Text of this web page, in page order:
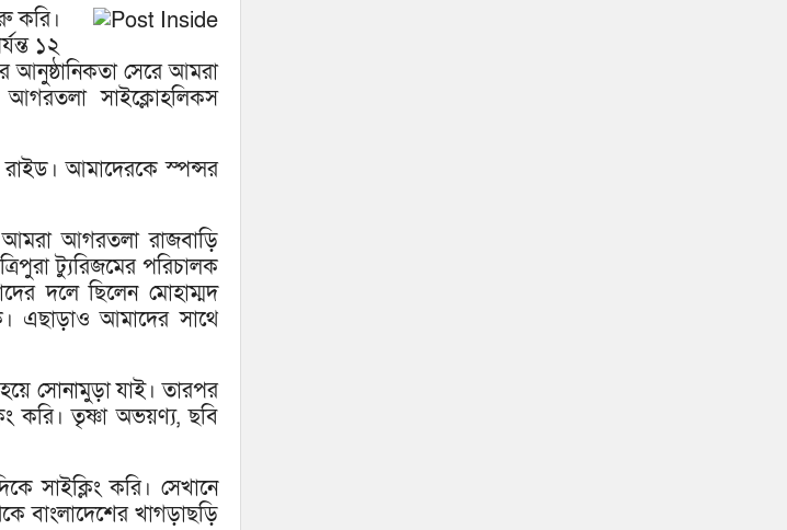
করি।
১২
সেরে আমরা
সাইক্লোহলিকস
রাইড। আমাদেরকে স্পন্সর
আগরতলা রাজবাড়ি
ট্যুরিজমের পরিচালক
দলে ছিলেন মোহাম্মদ
এছাড়াও আমাদের সাথে
সোনামুড়া যাই। তারপর
করি। তৃষ্ণা অভয়ণ্য, ছবি
সাইক্লিং করি। সেখানে
বাংলাদেশের খাগড়াছড়ি